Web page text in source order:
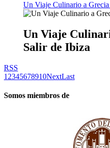
Un Viaje Culinario a
Un Viaje
Salir de Ibiza
RSS
1 2345678910NextLast
Somos miembros de